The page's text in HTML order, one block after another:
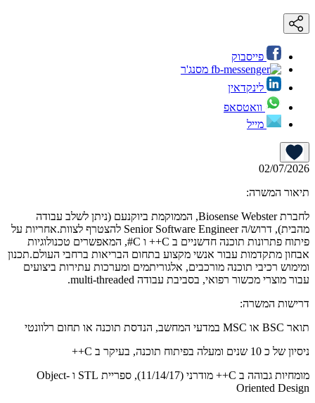
פייסבוק
מסנג'ר
לינקדאין
וואטסאפ
מייל
02/07/2026
תיאור המשרה:
לחברת Biosense Webster, הממוקמת ביוקנעם (ניתן לשלב עבודה
מהבית), דרוש/ה Senior Software Engineer להצטרף לצוות.אחריות על
פיתוח פתרונות תוכנה חדשניים ב C++ ו C#, המאפשרים טכנולוגיות
אבחון מתקדמות עבור אנשי מקצוע בתחום הבריאות ברחבי העולם.תכנון
ומימוש רכיבי תוכנה מורכבים, אלגוריתמים ומערכות עתירות ביצועים
עבור מוצרי מכשור רפואי, בסביבת עבודה multi-threaded.
דרישות המשרה:
תואר BSC או MSC במדעי המחשב, הנדסת תוכנה או תחום רלוונטי
ניסיון של כ 10 שנים ומעלה בפיתוח תוכנה, בעיקר ב C++
מומחיות גבוהה ב C++ מודרני (11/14/17), ספריית STL ו Object-
Oriented Design